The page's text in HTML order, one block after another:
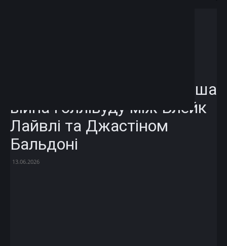
закінчилася найтоксичніша
війна Голлівуду між Блейк
Лайвлі та Джастіном
Бальдоні
13.06.2026